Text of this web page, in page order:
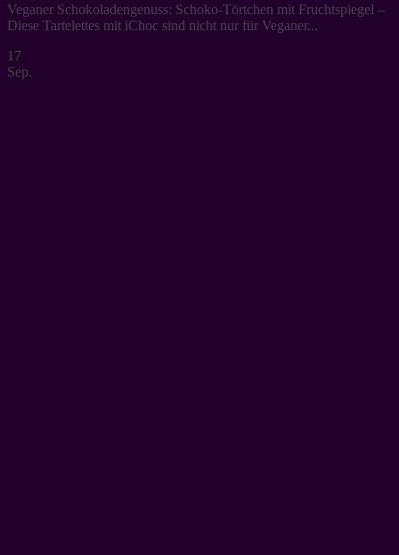
Veganer Schokoladengenuss: Schoko-Törtchen mit Fruchtspiegel –
Diese Tartelettes mit iChoc sind nicht nur für Veganer...
17
Sep.